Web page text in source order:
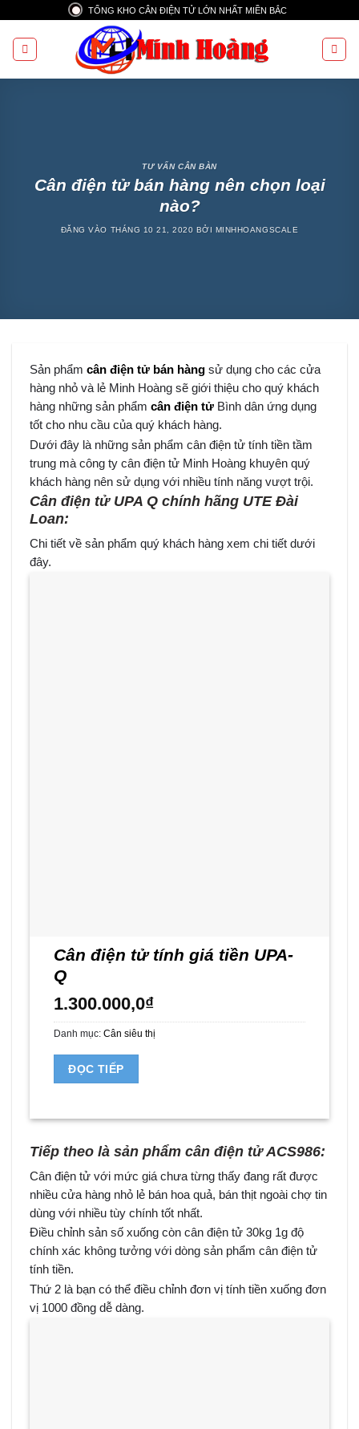
nội
dung
TỔNG KHO CÂN ĐIỆN TỬ LỚN NHẤT MIỀN BẮC
TƯ VẤN CÂN BÀN
Cân điện tử bán hàng nên chọn loại
nào?
ĐĂNG VÀO THÁNG 10 21, 2020 BỞI MINHHOANGSCALE
Sản phẩmcân điện tử bán hàng sử dụng cho các cửa
hàng nhỏ và lẻ Minh Hoàng sẽ giới thiệu cho quý khách
hàng những sản phẩmcân điện tử Bình dân ứng dụng
tốt cho nhu cầu của quý khách hàng.
Dưới đây là những sản phẩm cân điện tử tính tiền tầm
trung mà công ty cân điện tử Minh Hoàng khuyên quý
khách hàng nên sử dụng với nhiều tính năng vượt trội.
Cân điện tử UPA Q chính hãng UTE Đài
Loan:
Chi tiết về sản phẩm quý khách hàng xem chi tiết dưới
đây.
Cân điện tử tính giá tiền UPA-
Q
1.300.000,0₫
Danh mục:Cân siêu thị
ĐỌC TIẾP
Tiếp theo là sản phẩm cân điện tử ACS986:
Cân điện tử với mức giá chưa từng thấy đang rất được
nhiều cửa hàng nhỏ lẻ bán hoa quả, bán thịt ngoài chợ tin
dùng với nhiều tùy chính tốt nhất.
Điều chỉnh sản số xuống còn cân điện tử 30kg 1g độ
chính xác không tưởng với dòng sản phẩm cân điện tử
tính tiền.
Thứ 2 là bạn có thể điều chỉnh đơn vị tính tiền xuống đơn
vị 1000 đồng dễ dàng.